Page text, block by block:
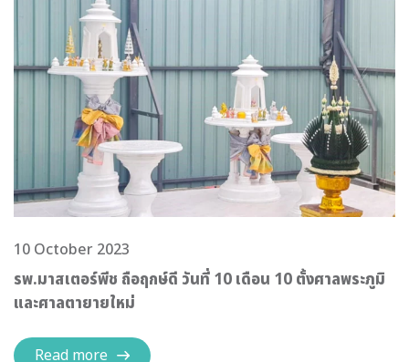
10 October 2023
รพ.มาสเตอร์พีช ถือฤกษ์ดี วันที่ 10 เดือน 10 ตั้งศาลพระภูมิ
และศาลตายายใหม่
Read more